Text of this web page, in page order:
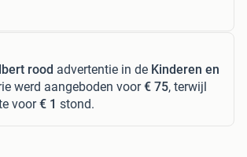
rood advertentie in de Kinderen en
werd aangeboden voor€ 75, terwijl
voor€ 1 stond.